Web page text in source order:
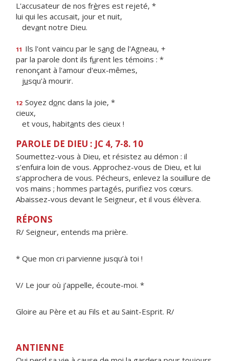
L'accusateur de nos frères est rejeté, *
lui qui les accusait, jour et nuit,
devant notre Dieu.
11 Ils l'ont vaincu par le sang de l'Agneau, +
par la parole dont ils furent les témoins : *
renonçant à l'amour d'eux-mêmes,
jusqu'à mourir.
12 Soyez donc dans la joie, *
cieux,
et vous, habitants des cieux !
PAROLE DE DIEU : JC 4, 7-8. 10
Soumettez-vous à Dieu, et résistez au démon : il
s’enfuira loin de vous. Approchez-vous de Dieu, et lui
s’approchera de vous. Pécheurs, enlevez la souillure de
vos mains ; hommes partagés, purifiez vos cœurs.
Abaissez-vous devant le Seigneur, et il vous élèvera.
RÉPONS
R/ Seigneur, entends ma prière.
* Que mon cri parvienne jusqu’à toi !
V/ Le jour où j’appelle, écoute-moi. *
Gloire au Père et au Fils et au Saint-Esprit. R/
ANTIENNE